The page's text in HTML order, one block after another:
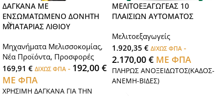
ΔΑΓΚΑΝΑ ΜΕ
ΕΝΣΩΜΑΤΩΜΕΝΟ ΔΟΝΗΤΗ
ΜΠΑΤΑΡΙΑΣ ΛΙΘΙΟΥ
Μηχανήματα Μελισσοκομίας,
Νέα Προϊόντα, Προσφορές
169,91 € ΔΙΧΩΣ ΦΠΑ - 192,00 €
ΜΕ ΦΠΑ
ΧΡΗΣΙΜΗ ΔΑΓΚΑΝΑ ΓΙΑ ΤΗΝ
ΜΕΛΙΤΟΕΞΑΓΩΓΕΑΣ 10
ΠΛΑΙΣΙΩΝ ΑΥΤΟΜΑΤΟΣ
Μελιτοεξαγωγείς
1.920,35 € ΔΙΧΩΣ ΦΠΑ -
2.170,00 € ΜΕ ΦΠΑ
ΠΛΗΡΩΣ ΑΝΟΞΕΙΔΩΤΟΣ(ΚΑΔΟΣ-
ΑΝΕΜΗ-ΒΙΔΕΣ)